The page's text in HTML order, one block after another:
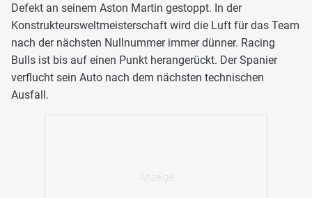
Defekt an seinem Aston Martin gestoppt. In der
Konstrukteursweltmeisterschaft wird die Luft für das Team
nach der nächsten Nullnummer immer dünner. Racing
Bulls ist bis auf einen Punkt herangerückt. Der Spanier
verflucht sein Auto nach dem nächsten technischen
Ausfall.